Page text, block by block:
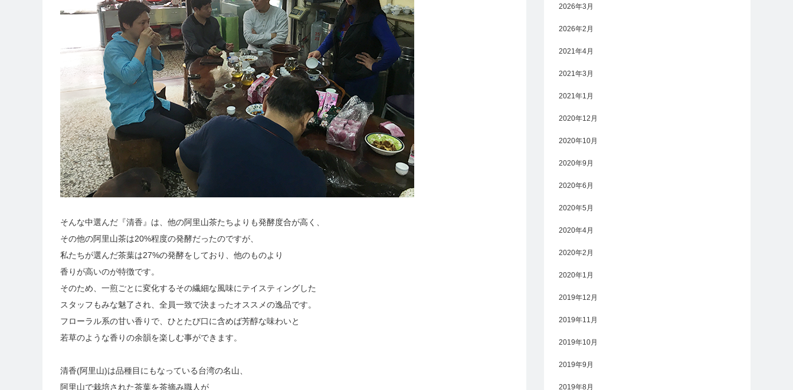
そんな中選んだ『清香』は、他の阿里山茶たちよりも発酵度合が高く、
その他の阿里山茶は20%程度の発酵だったのですが、
私たちが選んだ茶葉は27%の発酵をしており、他のものより
香りが高いのが特徴です。
そのため、一煎ごとに変化するその繊細な風味にテイスティングした
スタッフもみな魅了され、全員一致で決まったオススメの逸品です。
フローラル系の甘い香りで、ひとたび口に含めば芳醇な味わいと
若草のような香りの余韻を楽しむ事ができます。
清香(阿里山)は品種目にもなっている台湾の名山、
阿里山で栽培された茶葉を茶摘み職人が
2026年3月
2026年2月
2021年4月
2021年3月
2021年1月
2020年12月
2020年10月
2020年9月
2020年6月
2020年5月
2020年4月
2020年2月
2020年1月
2019年12月
2019年11月
2019年10月
2019年9月
2019年8月